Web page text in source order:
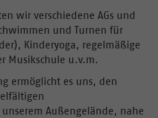
wir verschiedene AGs und
und Turnen für
Kinderyoga, regelmäßige
Musikschule u.v.m.
ermöglicht es uns, den
Außengelände, nahe